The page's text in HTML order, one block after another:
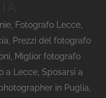
, Fotografo Lecce,
Prezzi del fotografo
Miglior fotografo
a Lecce Sposarsi a
in Puglia,